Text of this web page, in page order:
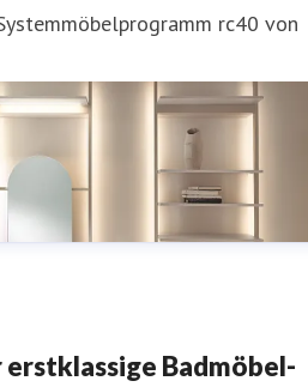
rc40 von
Badmöbel-